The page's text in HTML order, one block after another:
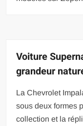
Voiture
grandeur
La Chevrolet
sous deux formes
collection et la